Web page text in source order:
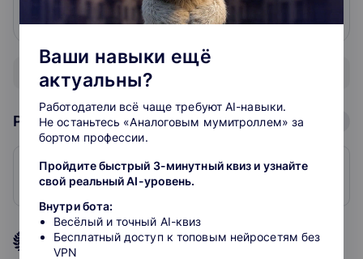
Показать все отзывы
Рейтинг школ: Творчество
1. Stepik
4.8 60
4.8 рейтинг подборки
Ваши навыки ещё
актуальны?
Работодатели всё чаще требуют AI-навыки.
Не останьтесь «Аналоговым мумитроллем» за
бортом профессии.
Пройдите быстрый 3-минутный квиз и узнайте
свой реальный AI-уровень.
Внутри бота:
Весёлый и точный AI-квиз
Бесплатный доступ к топовым нейросетям без
VPN